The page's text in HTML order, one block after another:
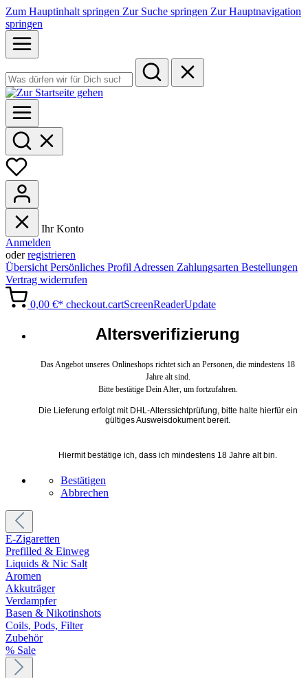
Zum Hauptinhalt springen Zur Suche springen Zur Hauptnavigation
springen
Ihr Konto
Anmelden
oderregistrieren
Übersicht Persönliches Profil Adressen Zahlungsarten Bestellungen
Vertrag widerrufen
0,00 €* checkout.cartScreenReaderUpdate
Altersverifizierung
Das Angebot unseres Onlineshops richtet sich an Personen, die mindestens 18
Jahre alt sind.
Bitte bestätige Dein Alter, um fortzufahren.
Die Lieferung erfolgt mit DHL-Alterssichtprüfung, bitte halte hierfür ein
gültiges Ausweisdokument bereit.
Hiermit bestätige ich, dass ich mindestens 18 Jahre alt bin.
Bestätigen
Abbrechen
E-Zigaretten
Prefilled & Einweg
Liquids & Nic Salt
Aromen
Akkuträger
Verdampfer
Basen & Nikotinshots
Coils, Pods, Filter
Zubehör
% Sale